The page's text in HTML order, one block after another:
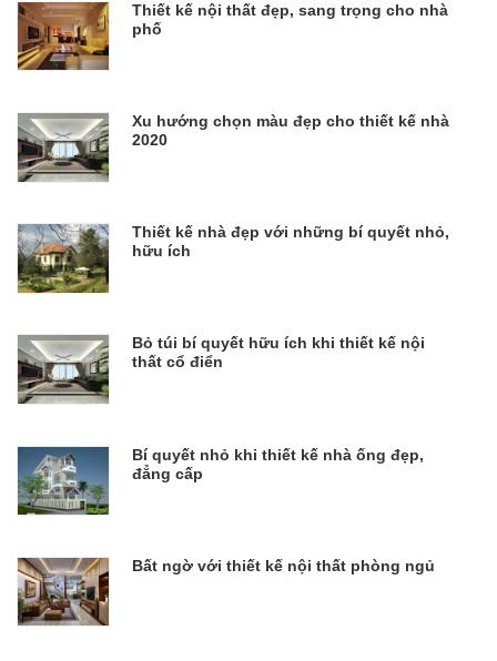
Thiết kế nội thất đẹp, sang trọng cho nhà
phố
Xu hướng chọn màu đẹp cho thiết kế nhà
2020
Thiết kế nhà đẹp với những bí quyết nhỏ,
hữu ích
Bỏ túi bí quyết hữu ích khi thiết kế nội
thất cổ điển
Bí quyết nhỏ khi thiết kế nhà ống đẹp,
đẳng cấp
Bất ngờ với thiết kế nội thất phòng ngủ